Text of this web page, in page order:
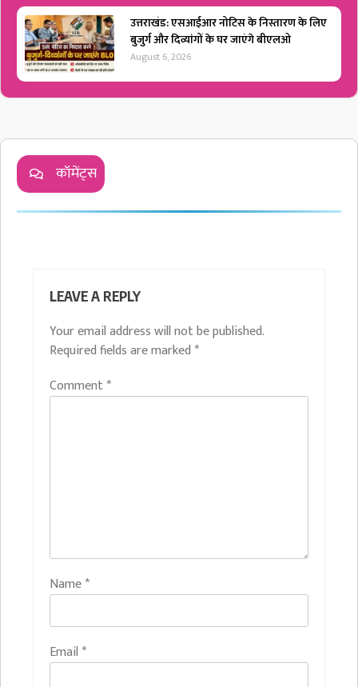
उत्तराखंड: एसआईआर नोटिस के निस्तारण के लिए
बुजुर्ग और दिव्यांगों के घर जाएंगे बीएलओ
August 6, 2026
कॉमेंट्स
LEAVE A REPLY
Your email address will not be published.
Required fields are marked *
Comment*
Name*
Email *